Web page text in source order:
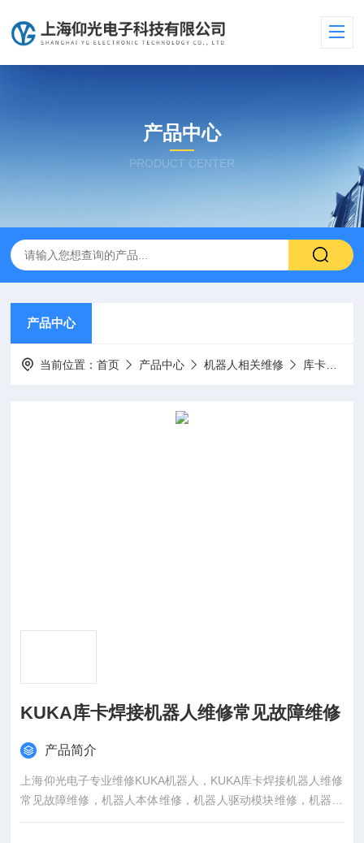
产品中心
PRODUCT CENTER
产品中心
当前位置：首页 产品中心 机器人相关维修 库卡机器人示教器控制柜/本体维修保养
KUKA库卡焊接机器人维修常见故障维修
产品简介
上海仰光电子专业维修KUKA机器人，KUKA库卡焊接机器人维修
常见故障维修，机器人本体维修，机器人驱动模块维修，机器人
电机维修，机器人外部轴放大器维修，机器人减速机维修，机器